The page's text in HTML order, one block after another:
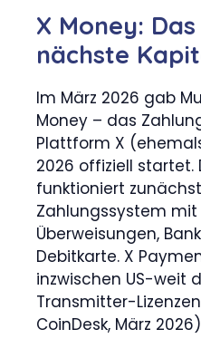
X Money:
nächste
Im März 2026 gab
Money – das
Plattform X
2026 offiziell startet.
funktioniert
Zahlungssystem
Überweisungen,
Debitkarte. X
inzwischen US-weit
Transmitter-
CoinDesk, März